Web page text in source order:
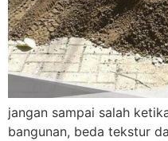
jangan sampai salah
bangunan, beda tekstur
Nama Lengkap
Hubungi